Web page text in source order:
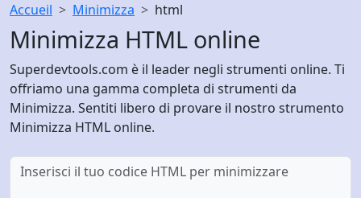
Accueil
Minimizza html
Minimizza HTML online
Superdevtools.com è il leader negli strumenti online. Ti
offriamo una gamma completa di strumenti da
Minimizza. Sentiti libero di provare il nostro strumento
Minimizza HTML online.